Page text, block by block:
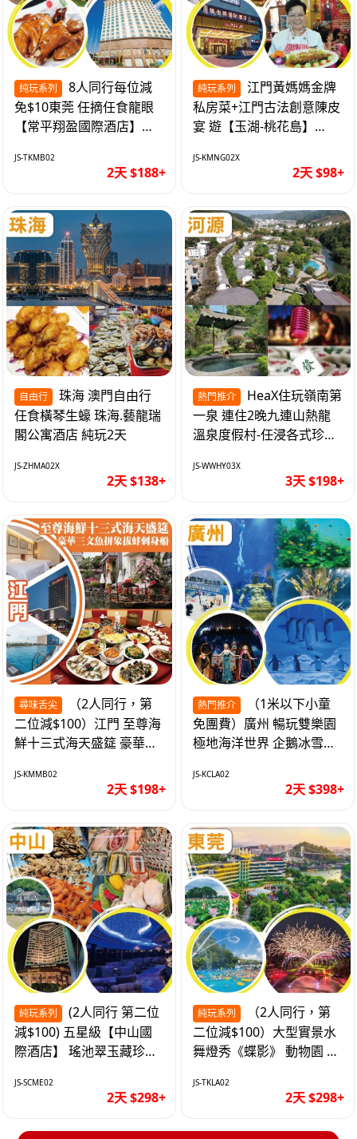
纯玩系列
免$10東莞 任摘任食龍眼
【常平翔盈國際酒店】
天
JS-TKMB02
2天 $188+
純玩系列
私房菜+江門古法創意陳皮
宴 遊【玉湖-桃花島】
純玩2天
JS-KMNG02X
2天 $98+
自由行
任食橫琴生蠔 珠海.藝龍瑞
閣公寓酒店 純玩2天
JS-ZHMA02X
2天 $138+
熱門推介
一泉 連住2晚九連山熱龍
溫泉度假村-任浸各式珍稀
JS-WWHY03X
3天 $198+
尋味舌尖
二位減$100）江門 至尊海
鮮十三式海天盛筵 豪華三
2天
JS-KMMB02
2天 $198+
熱門推介
免團費）廣州 暢玩雙樂園
極地海洋世界 企鵝冰雪世
JS-KCLA02
2天 $398+
純玩系列
減$100) 五星級【中山國
際酒店】 瑤池翠玉藏珍盅
JS-SCME02
2天 $298+
純玩系列
二位減$100）大型實景水
舞燈秀《蝶影》 動物園 水
純玩2天
JS-TKLA02
2天 $298+